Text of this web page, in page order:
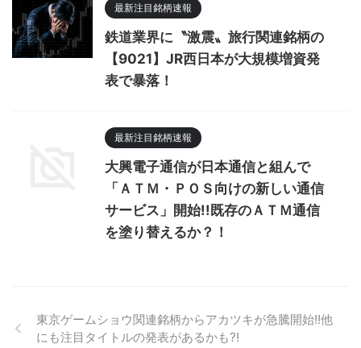
最新注目銘柄速報
鉄道業界に〝激震〟旅行関連銘柄の
【9021】JR西日本が大規模増資発
表で暴落！
最新注目銘柄速報
大興電子通信が日本通信と組んで
「ＡＴＭ・ＰＯＳ向けの新しい通信
サービス」開始!!既存のＡＴＭ通信
を塗り替えるか？！
東京ゲームショウ関連銘柄からアカツキが急騰開始!!他
にも注目タイトルの発表があるかも?!